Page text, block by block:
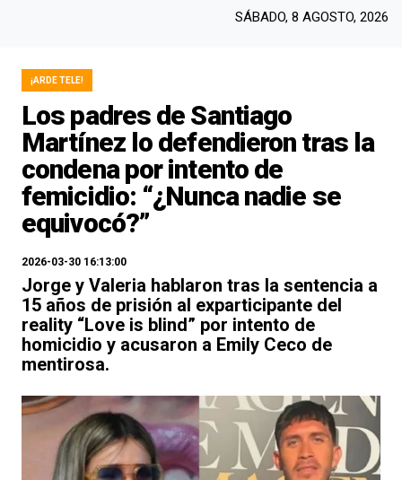
SÁBADO, 8 AGOSTO, 2026
¡ARDE TELE!
Los padres de Santiago
Martínez lo defendieron tras la
condena por intento de
femicidio: “¿Nunca nadie se
equivocó?”
2026-03-30 16:13:00
Jorge y Valeria hablaron tras la sentencia a
15 años de prisión al exparticipante del
reality “Love is blind” por intento de
homicidio y acusaron a Emily Ceco de
mentirosa.